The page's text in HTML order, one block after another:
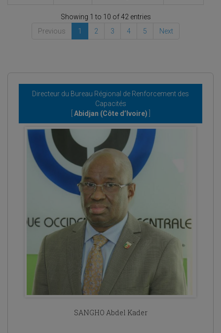
Showing 1 to 10 of 42 entries
Previous
1 2 3 4 5 Next
Directeur du Bureau Régional de Renforcement des
Capacités
Abidjan (Côte d’Ivoire)
SANGHO Abdel Kader